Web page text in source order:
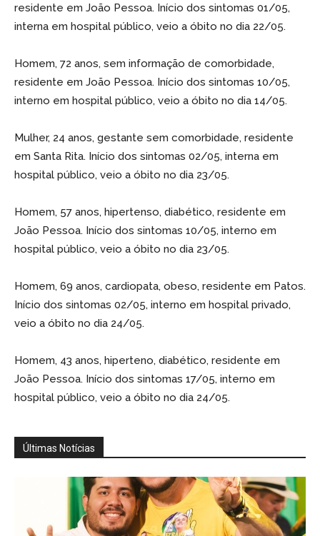
residente em João Pessoa. Início dos sintomas 01/05,
interna em hospital público, veio a óbito no dia 22/05.
Homem, 72 anos, sem informação de comorbidade,
residente em João Pessoa. Início dos sintomas 10/05,
interno em hospital público, veio a óbito no dia 14/05.
Mulher, 24 anos, gestante sem comorbidade, residente
em Santa Rita. Início dos sintomas 02/05, interna em
hospital público, veio a óbito no dia 23/05.
Homem, 57 anos, hipertenso, diabético, residente em
João Pessoa. Início dos sintomas 10/05, interno em
hospital público, veio a óbito no dia 23/05.
Homem, 69 anos, cardiopata, obeso, residente em Patos.
Início dos sintomas 02/05, interno em hospital privado,
veio a óbito no dia 24/05.
Homem, 43 anos, hiperteno, diabético, residente em
João Pessoa. Início dos sintomas 17/05, interno em
hospital público, veio a óbito no dia 24/05.
Últimas Notícias